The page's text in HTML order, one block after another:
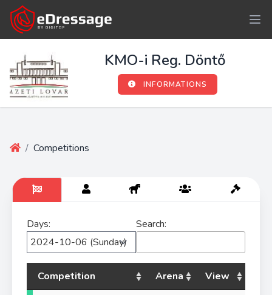
KMO-i Reg. Döntő
INFORMATIONS
/ Competitions
Days: Search:
Competition Arena
View